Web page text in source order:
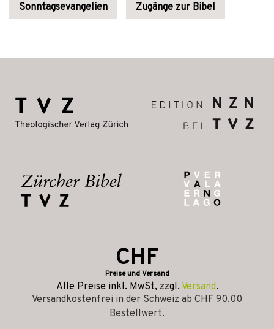
Sonntagsevangelien Zugänge zur Bibel
CHF
Preise und Versand
Alle Preise inkl. MwSt, zzgl. Versand.
Versandkostenfrei in der Schweiz ab CHF 90.00
Bestellwert.